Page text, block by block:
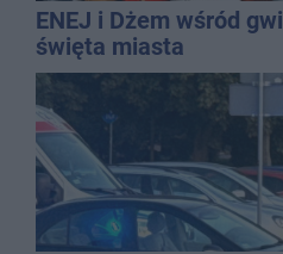
ENEJ i Dżem wśród
święta miasta